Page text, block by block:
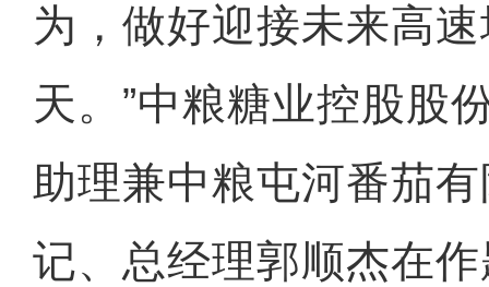
为，做好迎接未来高
天。”中粮糖业控股股
助理兼中粮屯河番茄
记、总经理郭顺杰在